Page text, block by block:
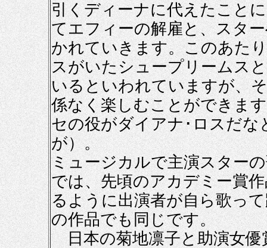
引くディーナに代えたこと
てエフィーの解雇と、スタ
かれていきます。このあた
スがいたシュープリームス
いるといわれていますが、
係なく楽しむことができま
セの役がダイアナ･ロスだ
が）。
ミュージカルで主演スター
では、先頃のアカデミー賞
るように出演者が自ら歌っ
の作品でも同じです。
日本の菊地凛子と助演女優